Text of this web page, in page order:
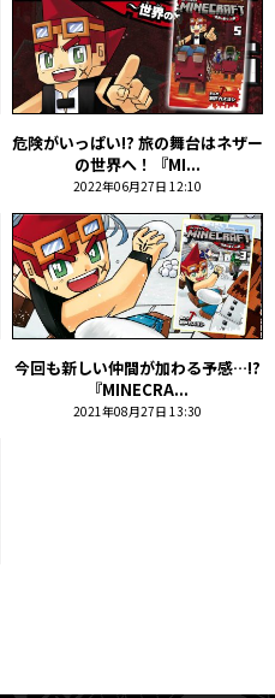
危険がいっぱい!? 旅の舞台はネザー
の世界へ！『MI...
2022年06月27日 12:10
今回も新しい仲間が加わる予感…!?
『MINECRA...
2021年08月27日 13:30